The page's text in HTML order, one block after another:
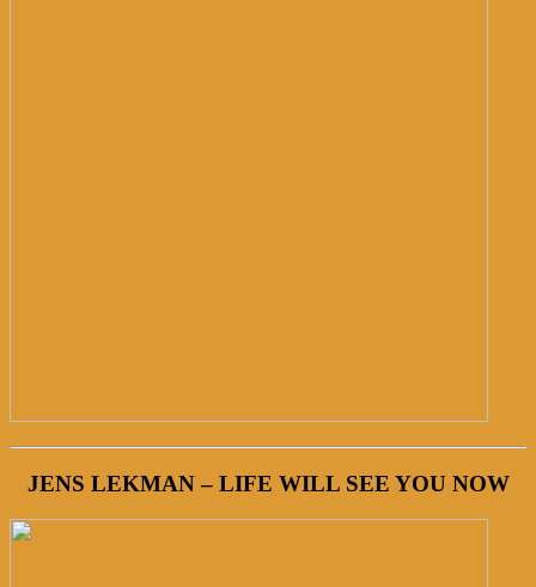
JENS LEKMAN – LIFE WILL SEE YOU NOW